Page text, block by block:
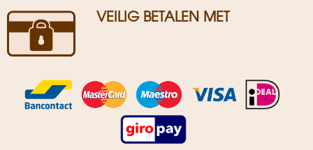
VEILIG BETALEN MET